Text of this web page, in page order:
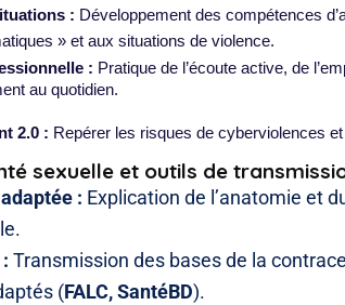
: Développement des compétences
» et aux situations de violence.
: Pratique de l’écoute active, de
au quotidien.
2.0 : Repérer les risques de cyberviolences
sexuelle et outils de
: Explication de l’anatomie et
Transmission des bases de la
(FALC, SantéBD).